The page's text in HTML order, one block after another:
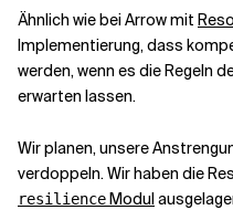
Ähnlich wie bei Arrow mit
Implementierung, dass
werden, wenn es die Regeln
erwarten lassen.
Wir planen, unsere
verdoppeln. Wir haben die
resilienceModul